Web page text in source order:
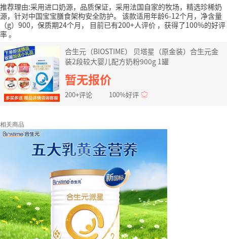
推荐理由:采用进口奶源，品质保证，采用法国自家的牧场，精选珍稀奶
源，针对中国宝宝膳食架构安全防护。 该款适用年龄6-12个月，净含量
（g）900，保质期24个月，
目前已有200+人评价 ，获得了100%的好评
率。
合生元（BIOSTIME） 贝塔星（原金装）合生元金
装2段较大婴儿配方奶粉900g 1罐
暂无报价
200+评论 100%好评
相关商品